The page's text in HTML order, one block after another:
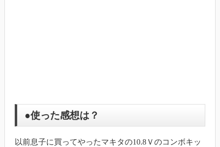
●使った感想は？
以前息子に買ってやったマキタの10.8Ｖのコンボキッ